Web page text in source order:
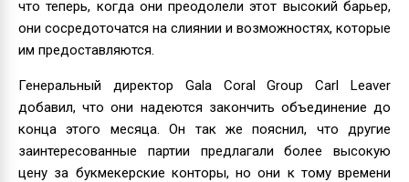
что теперь, когда они преодолели этот высокий барьер,
они сосредоточатся на слиянии и возможностях, которые
им предоставляются.
Генеральный директор Gala Coral Group Carl Leaver
добавил, что они надеются закончить объединение до
конца этого месяца. Он так же пояснил, что другие
заинтересованные партии предлагали более высокую
цену за букмекерские конторы, но они к тому времени